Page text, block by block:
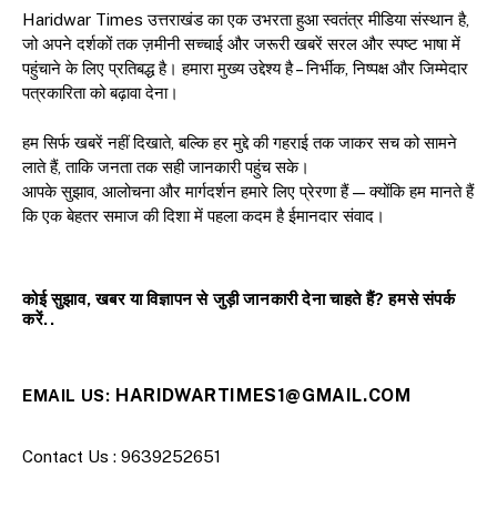
Haridwar Times उत्तराखंड का एक उभरता हुआ स्वतंत्र मीडिया संस्थान है,
जो अपने दर्शकों तक ज़मीनी सच्चाई और जरूरी खबरें सरल और स्पष्ट भाषा में
पहुंचाने के लिए प्रतिबद्ध है। हमारा मुख्य उद्देश्य है – निर्भीक, निष्पक्ष और जिम्मेदार
पत्रकारिता को बढ़ावा देना।
हम सिर्फ खबरें नहीं दिखाते, बल्कि हर मुद्दे की गहराई तक जाकर सच को सामने
लाते हैं, ताकि जनता तक सही जानकारी पहुंच सके।
आपके सुझाव, आलोचना और मार्गदर्शन हमारे लिए प्रेरणा हैं — क्योंकि हम मानते हैं
कि एक बेहतर समाज की दिशा में पहला कदम है ईमानदार संवाद।
कोई सुझाव, खबर या विज्ञापन से जुड़ी जानकारी देना चाहते हैं? हमसे संपर्क
करें..
EMAIL US: HARIDWARTIMES1@GMAIL.COM
Contact Us : 9639252651